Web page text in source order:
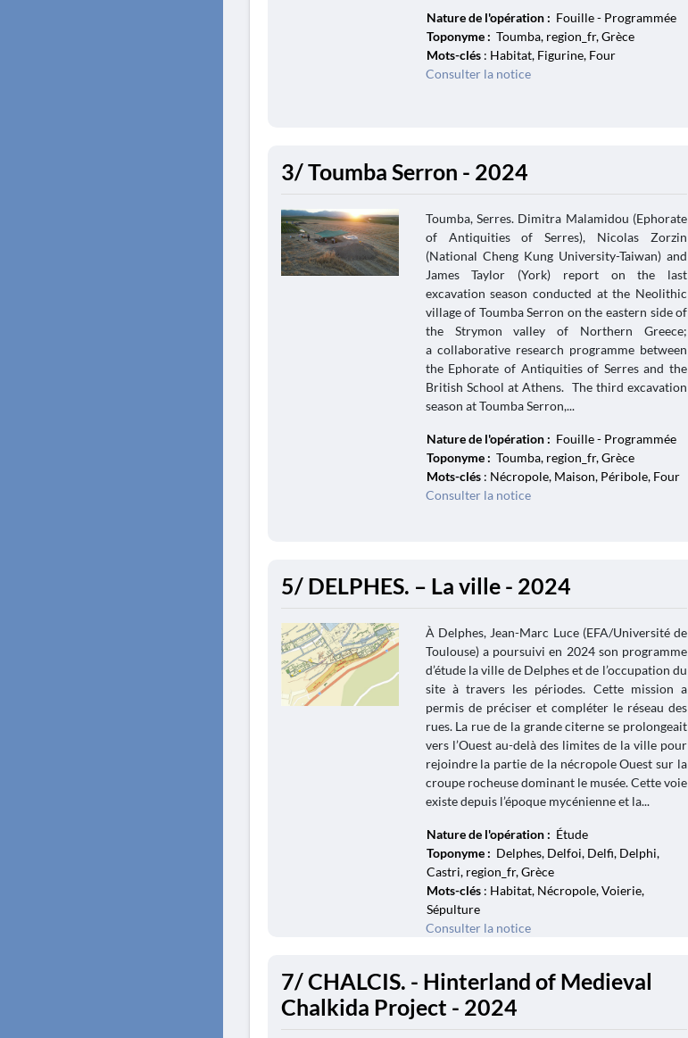
Nature de l'opération : Fouille - Programmée
Toponyme : Toumba, region_fr, Grèce
Mots-clés: Habitat, Figurine, Four
Consulter la notice
3/ Toumba Serron - 2024
Toumba, Serres. Dimitra Malamidou (Ephorate
of Antiquities of Serres), Nicolas Zorzin
(National Cheng Kung University-Taiwan) and
James Taylor (York) report on the last
excavation season conducted at the Neolithic
village of Toumba Serron on the eastern side of
the Strymon valley of Northern Greece;
a collaborative research programme between
the Ephorate of Antiquities of Serres and the
British School at Athens. The third excavation
season at Toumba Serron,...
Nature de l'opération : Fouille - Programmée
Toponyme : Toumba, region_fr, Grèce
Mots-clés: Nécropole, Maison, Péribole, Four
Consulter la notice
5/ DELPHES. – La ville - 2024
À Delphes, Jean-Marc Luce (EFA/Université de
Toulouse) a poursuivi en 2024 son programme
d’étude la ville de Delphes et de l’occupation du
site à travers les périodes. Cette mission a
permis de préciser et compléter le réseau des
rues. La rue de la grande citerne se prolongeait
vers l’Ouest au-delà des limites de la ville pour
rejoindre la partie de la nécropole Ouest sur la
croupe rocheuse dominant le musée. Cette voie
existe depuis l’époque mycénienne et la...
Nature de l'opération : Étude
Toponyme : Delphes, Delfoi, Delfi, Delphi,
Castri, region_fr, Grèce
Mots-clés: Habitat, Nécropole, Voierie,
Sépulture
Consulter la notice
7/ CHALCIS. - Hinterland of Medieval
Chalkida Project - 2024